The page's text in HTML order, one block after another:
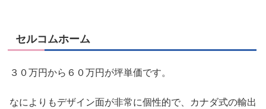
セルコムホーム
３０万円から６０万円が坪単価です。
なによりもデザイン面が非常に個性的で、カナダ式の輸出